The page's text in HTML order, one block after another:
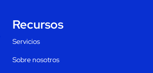
Recursos
Servicios
Sobre nosotros